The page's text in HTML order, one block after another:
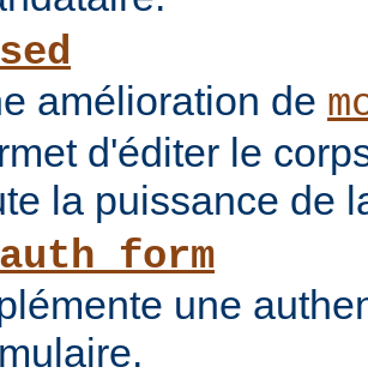
amélioration de
d'éditer le
la puissance de
une